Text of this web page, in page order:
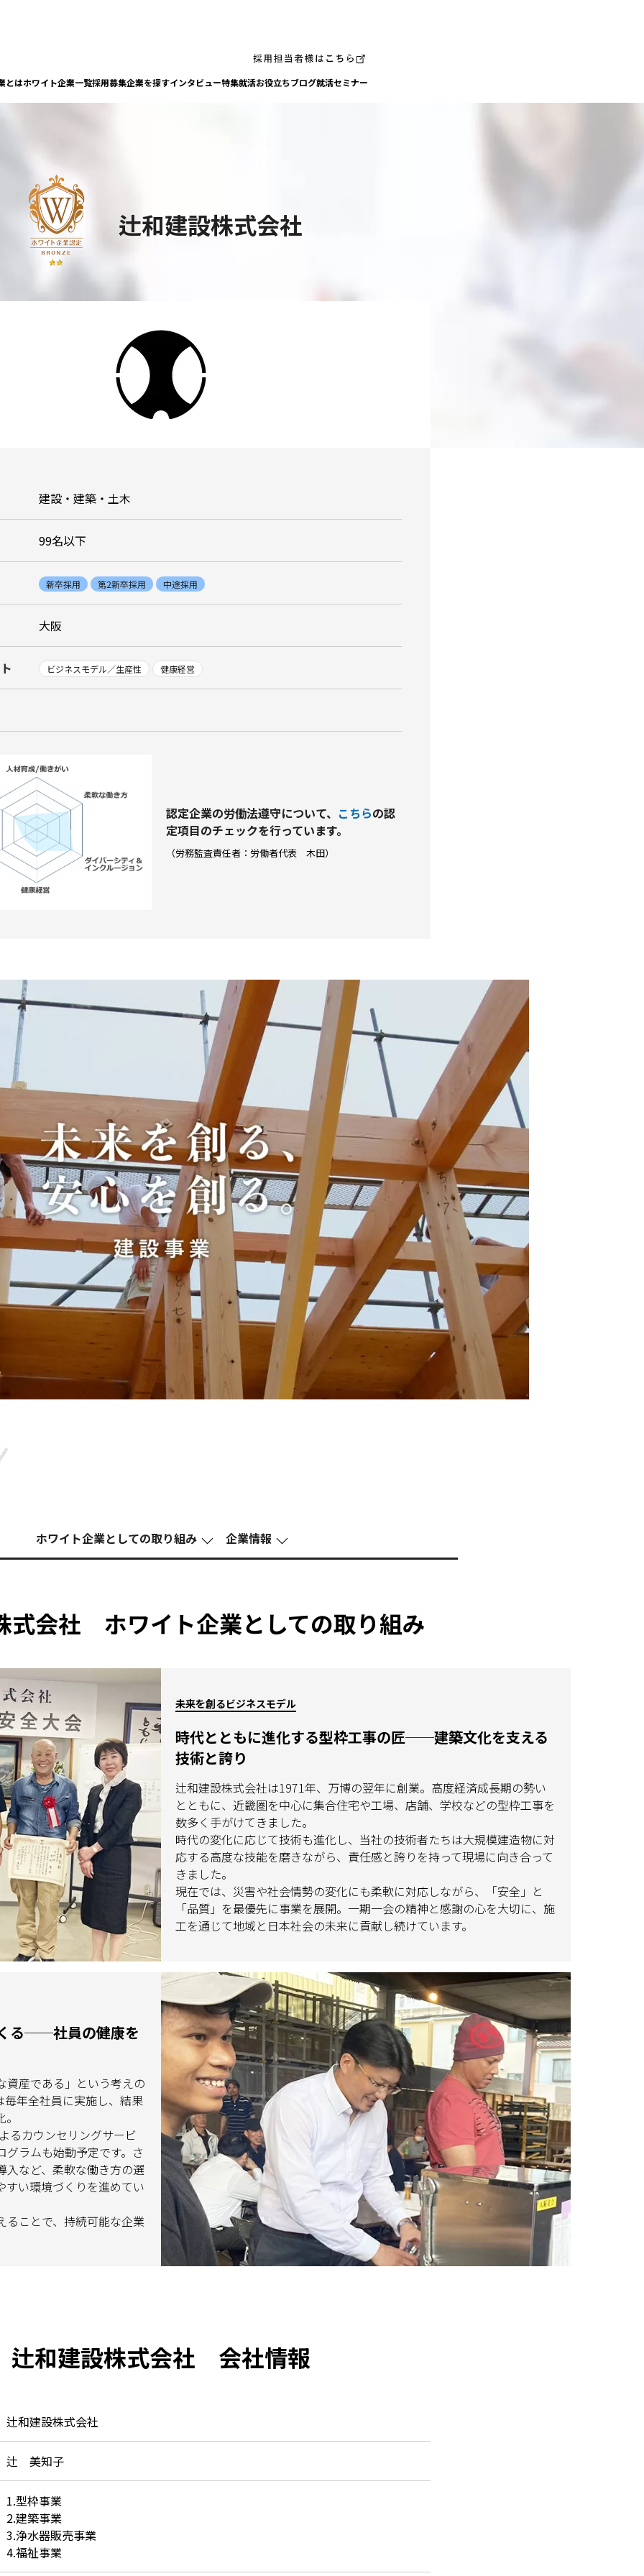
とはホワイト企業一覧採⽤募集企業を探すインタビュー特集就活お役⽴ちブログ就活セミナー
辻和建設株式会社
建設・建築・土木
99名以下
新卒採用 第2新卒採用 中途採用
大阪
ビジネスモデル／生産性 健康経営
認定企業の労働法遵守について、 こちらの認
定項⽬のチェックを⾏っています。
（労務監査責任者：労働者代表 木田）
ホワイト企業としての取り組み 企業情報
式会社 ホワイト企業としての取り組み
未来を創るビジネスモデル
時代とともに進化する型枠工事の匠──建築文化を支える
技術と誇り
辻和建設株式会社は1971年、万博の翌年に創業。高度経済成長期の勢い
とともに、近畿圏を中心に集合住宅や工場、店舗、学校などの型枠工事を
数多く手がけてきました。
時代の変化に応じて技術も進化し、当社の技術者たちは大規模建造物に対
応する高度な技能を磨きながら、責任感と誇りを持って現場に向き合って
きました。
現在では、災害や社会情勢の変化にも柔軟に対応しながら、「安全」と
「品質」を最優先に事業を展開。一期一会の精神と感謝の心を大切に、施
工を通じて地域と日本社会の未来に貢献し続けています。
る──社員の健康を
資産である」という考えの
年全社員に実施し、結果
るカウンセリングサービ
ラムも始動予定です。さ
入など、柔軟な働き方の選
すい環境づくりを進めてい
ることで、持続可能な企業
辻和建設株式会社 会社情報
辻和建設株式会社
辻 美知子
1.型枠事業
2.建築事業
3.浄水器販売事業
4.福祉事業